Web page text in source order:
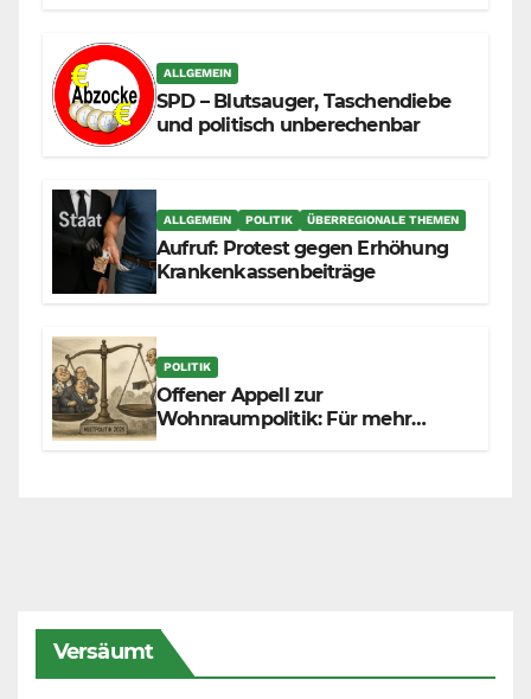
ALLGEMEIN
SPD – Blutsauger, Taschendiebe
und politisch unberechenbar
ALLGEMEIN POLITIK ÜBERREGIONALE THEMEN
Aufruf: Protest gegen Erhöhung
Krankenkassenbeiträge
POLITIK
Offener Appell zur
Wohnraumpolitik: Für mehr
Versäumt